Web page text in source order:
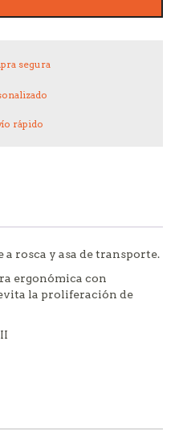
segura
rápido
rosca y asa de transporte.
ergonómica con
la proliferación de